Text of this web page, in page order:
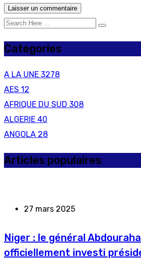
Categories
A LA UNE 3278
AES 12
AFRIQUE DU SUD 308
ALGERIE 40
ANGOLA 28
Articles populaires
27 mars 2025
Niger : le général
officiellement investi